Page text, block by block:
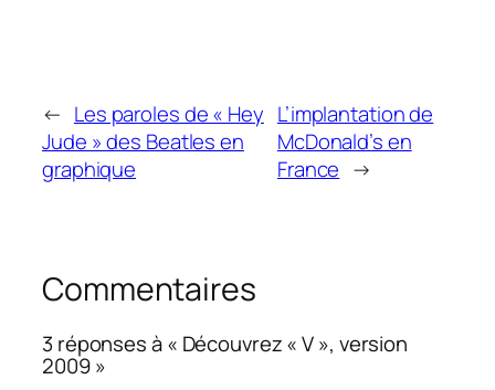
← Les paroles de « Hey
Jude » des Beatles en
graphique
L’implantation de
McDonald’s en
France →
Commentaires
3 réponses à « Découvrez « V », version
2009 »